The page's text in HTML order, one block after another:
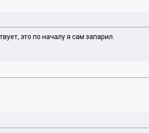
это по началу я сам запарил.